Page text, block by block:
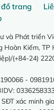
đồ trang
và Phát triển
Hoàn Kiếm, TP
(+84-24)
-
xác minh